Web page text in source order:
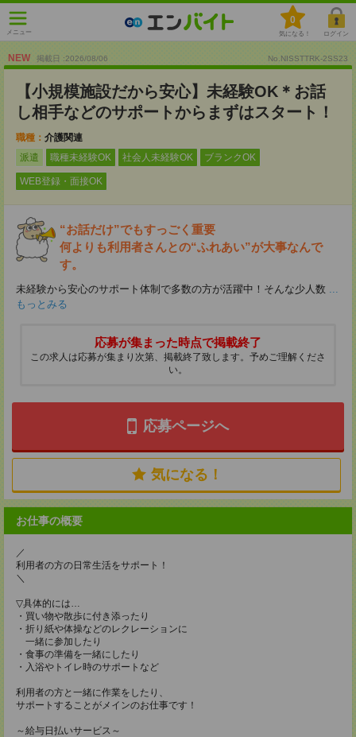
メニュー
0
気になる！ ログイン
NEW 掲載日 :2026/08/06 No.NISSTTRK-2SS23
【小規模施設だから安心】未経験OK＊お話
し相手などのサポートからまずはスタート！
職種： 介護関連
派遣
職種未経験OK 社会人未経験OK ブランクOK
WEB登録・面接OK
“お話だけ”でもすっごく重要
何よりも利用者さんとの“ふれあい”が大事なんで
す。
未経験から安心のサポート体制で多数の方が活躍中！そんな少人数 ...
もっとみる
応募が集まった時点で掲載終了
この求人は応募が集まり次第、掲載終了致します。予めご理解くださ
い。
応募ページへ
気になる！
お仕事の概要
／
利用者の方の日常生活をサポート！
＼
▽具体的には…
・買い物や散歩に付き添ったり
・折り紙や体操などのレクレーションに
一緒に参加したり
・食事の準備を一緒にしたり
・入浴やトイレ時のサポートなど
利用者の方と一緒に作業をしたり、
サポートすることがメインのお仕事です！
～給与日払いサービス～